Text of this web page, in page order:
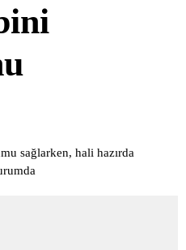
sağlarken, hali hazırda